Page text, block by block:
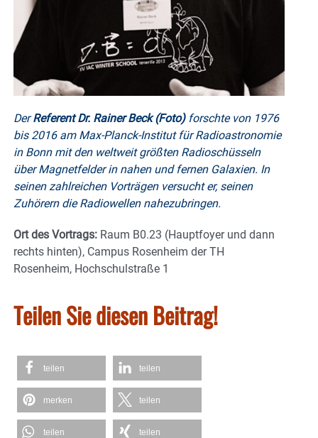
DerReferent Dr. Rainer Beck (Foto)forschte von 1976
bis 2016 am Max-Planck-Institut für Radioastronomie
in Bonn mit den weltweit größten Radioschüsseln
über Magnetfelder in nahen und fernen Galaxien. In
seinen zahlreichen Vorträgen versucht er, seinen
Zuhörern die Radiowellen nahezubringen.
Ort des Vortrags: Raum B0.23 (Hauptfoyer und dann
rechts hinten), Campus Rosenheim der TH
Rosenheim, Hochschulstraße 1
Teilen Sie diesen Beitrag!
teilen teilen
merken teilen
teilen teilen